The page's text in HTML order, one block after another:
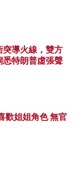
突導火線，雙方
悉特朗普虛張聲
歡姐姐角色 無官